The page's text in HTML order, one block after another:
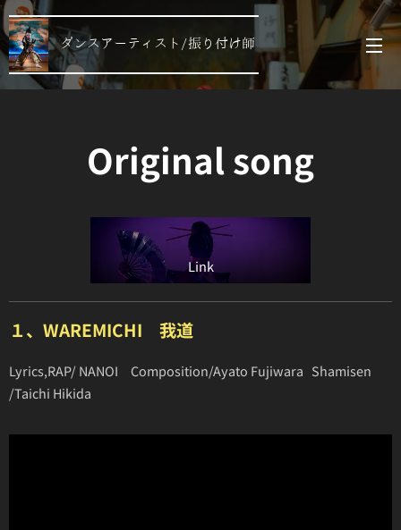
ダンスアーティスト/振り付け師
Original song
Link
１、WAREMICHI 我道
Lyrics,RAP/ NANOI Composition/Ayato Fujiwara Shamisen
/Taichi Hikida